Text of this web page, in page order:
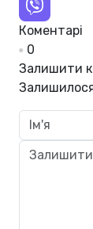
Коментарі
0
Залишити